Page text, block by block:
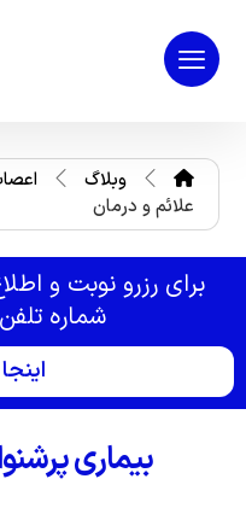
وبلاگ
علائم و درمان
برای رزرو نوبت و
شماره
بیماری